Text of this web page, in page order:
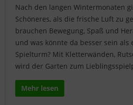
Nach den langen Wintermonaten
Schöneres, als die frische Luft zu
brauchen Bewegung, Spaß und
und was könnte da besser sein als
Spielturm? Mit Kletterwänden,
wird der Garten zum
Mehr lesen